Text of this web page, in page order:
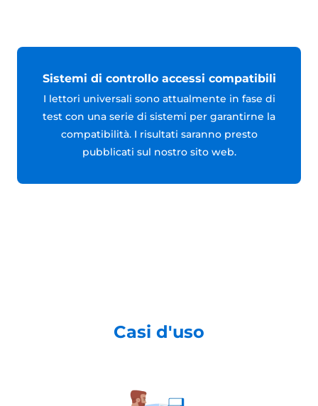
Sistemi di controllo accessi compatibili
I lettori universali sono attualmente in fase di
test con una serie di sistemi per garantirne la
compatibilità. I risultati saranno presto
pubblicati sul nostro sito web.
Casi d'uso